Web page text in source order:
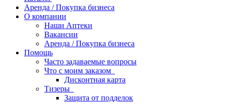
Аренда / Покупка бизнеса
О компании
Наши Аптеки
Вакансии
Аренда / Покупка бизнеса
Помощь
Часто задаваемые вопросы
Что с моим заказом
Дисконтная карта
Тизеры
Защита от подделок